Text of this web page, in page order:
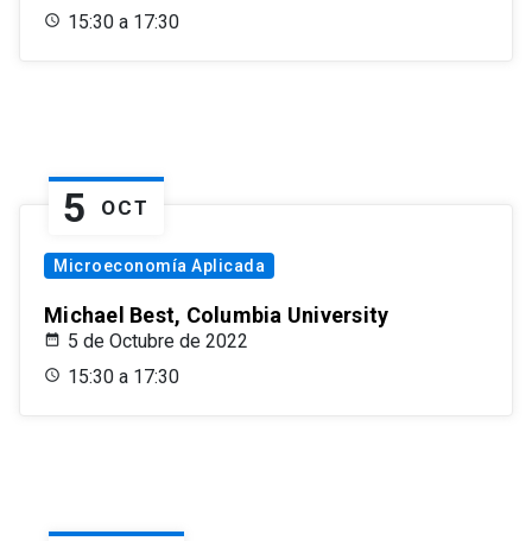
15:30 a 17:30
5 OCT
Microeconomía Aplicada
Michael Best, Columbia University
5 de Octubre de 2022
15:30 a 17:30